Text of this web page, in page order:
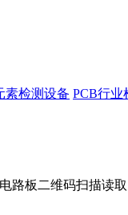
素检测设备 PCB行业
板二维码扫描读